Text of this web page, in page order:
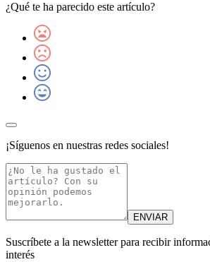
¿Qué te ha parecido este artículo?
¡Síguenos en nuestras redes sociales!
ENVIAR
Suscríbete a la newsletter para recibir
interés